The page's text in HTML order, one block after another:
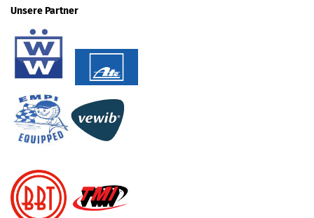
Unsere Partner